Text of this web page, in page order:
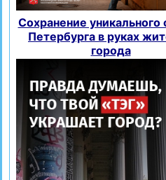
Сохранение уникального
Петербурга в руках
города